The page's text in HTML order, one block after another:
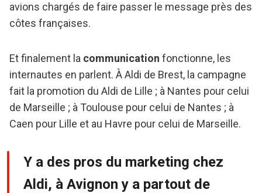
avions chargés de faire passer le message près des
côtes françaises.
Et finalement la communication fonctionne, les
internautes en parlent. À Aldi de Brest, la campagne
fait la promotion du Aldi de Lille ; à Nantes pour celui
de Marseille ; à Toulouse pour celui de Nantes ; à
Caen pour Lille et au Havre pour celui de Marseille.
Y a des pros du marketing chez
Aldi, à Avignon y a partout de